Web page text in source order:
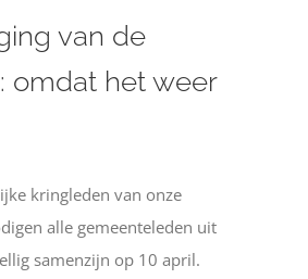
van de
omdat het weer
kringleden van onze
alle gemeenteleden uit
samenzijn op 10 april.